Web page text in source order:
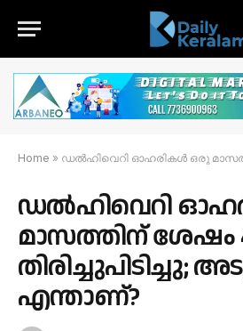
Home » ഡൽഹിവെറി ഓഹരികൾ ഒരു മാസത്തിന് ശേഷം 400 രൂപ
ഡൽഹിവെറി
മാസത്തിന് ശേഷം
തിരിച്ചുപിടിച്ചു;
എന്താണ്?